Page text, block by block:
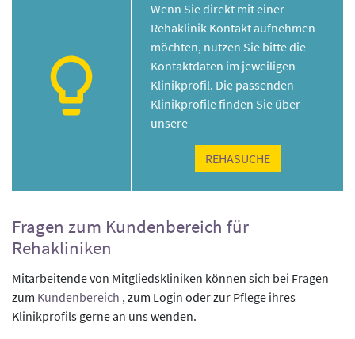
Wenn Sie direkt mit einer
Rehaklinik Kontakt aufnehmen
möchten, nutzen Sie bitte die
Kontaktdaten im jeweiligen
Klinikprofil. Die passenden
Klinikprofile finden Sie über
unsere
REHASUCHE
Fragen zum Kundenbereich für
Rehakliniken
Mitarbeitende von Mitgliedskliniken können sich bei Fragen
zum Kundenbereich , zum Login oder zur Pflege ihres
Klinikprofils gerne an uns wenden.